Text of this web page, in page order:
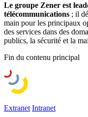
Le groupe Zener est
télécommunications ; il
main pour les principaux
des services dans des
publics, la sécurité et la
Fin du contenu principal
Extranet Intranet